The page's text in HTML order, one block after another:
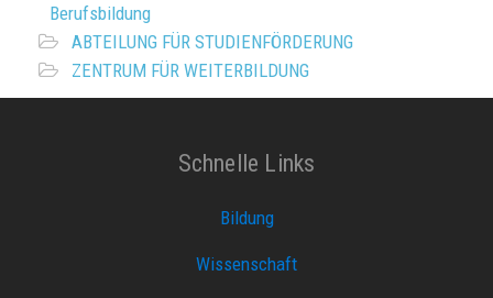
Berufsbildung
ABTEILUNG FÜR STUDIENFÖRDERUNG
ZENTRUM FÜR WEITERBILDUNG
Schnelle Links
Bildung
Wissenschaft